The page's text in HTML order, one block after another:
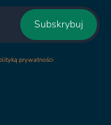
Subskrybuj
prywatności.